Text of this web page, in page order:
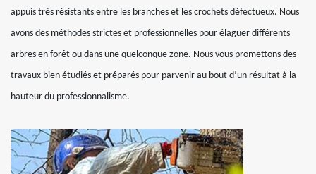
appuis très résistants entre les branches et les crochets défectueux. Nous
avons des méthodes strictes et professionnelles pour élaguer différents
arbres en forêt ou dans une quelconque zone. Nous vous promettons des
travaux bien étudiés et préparés pour parvenir au bout d’un résultat à la
hauteur du professionnalisme.